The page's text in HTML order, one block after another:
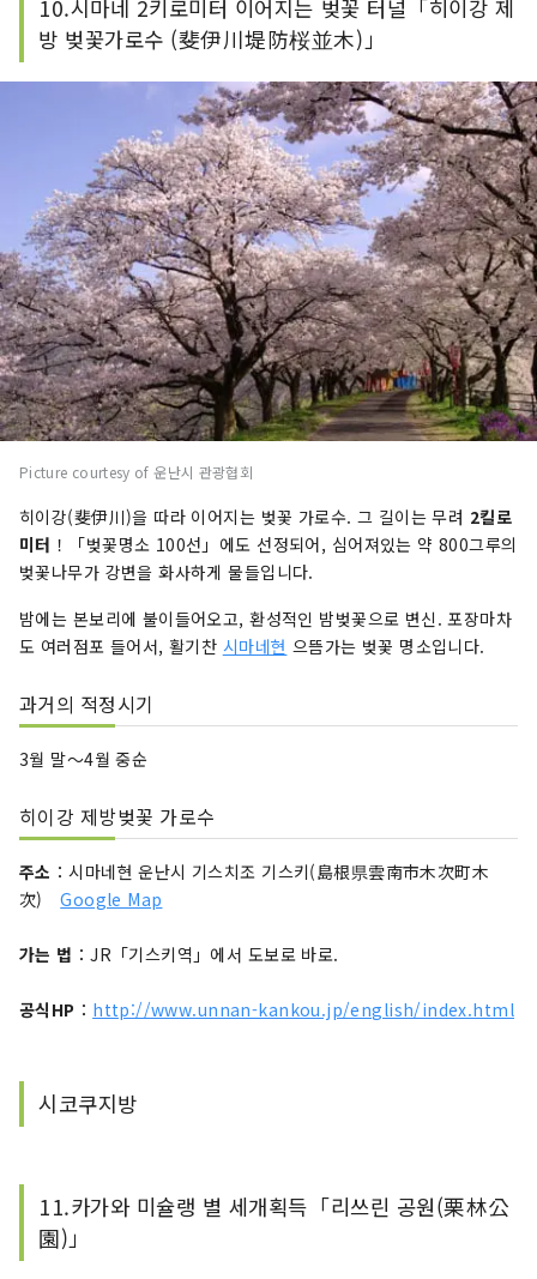
10.시마네 2키로미터 이어지는 벚꽃 터널「히이강 제
방 벚꽃가로수 (斐伊川堤防桜並木)」
Picture courtesy of 운난시 관광협회
히이강(斐伊川)을 따라 이어지는 벚꽃 가로수. 그 길이는 무려 2킬로
미터 ！「벚꽃명소 100선」에도 선정되어, 심어져있는 약 800그루의
벚꽃나무가 강변을 화사하게 물들입니다.
밤에는 본보리에 불이들어오고, 환성적인 밤벚꽃으로 변신. 포장마차
도 여러점포 들어서, 활기찬 시마네현 으뜸가는 벚꽃 명소입니다.
과거의 적정시기
3월 말〜4월 중순
히이강 제방벚꽃 가로수
주소 ：시마네현 운난시 기스치조 기스키(島根県雲南市木次町木
次)Google Map
가는 법 ：JR「기스키 역」에서 도보로 바로.
공식HP ： http://www.unnan-kankou.jp/english/index.html
시코쿠지방
11.카가와 미슐랭 별 세개획득「리쓰린 공원(栗林公
園)」